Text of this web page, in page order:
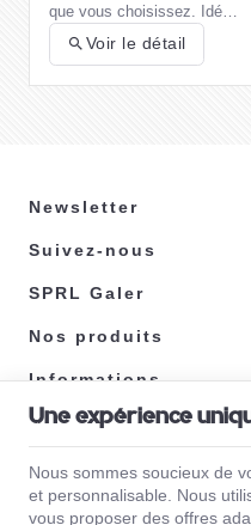
que vous choisissez. Idéal
flexible !
Voir le détail
Comment choisir
gaz ?
Choisir un barbecue à gaz
préférences nécessite de
plusieurs critères
importants.
Voici quelques éléments à
considérer lors de votre
Newsletter
Suivez-nous
SPRL Galer
Nos produits
Informations
Galer | N° d'entreprise :
générales
Conditions d'utilisation du site web
Une expérience
Nous sommes soucieux de
et personnalisable. Nous
vous proposer des offres